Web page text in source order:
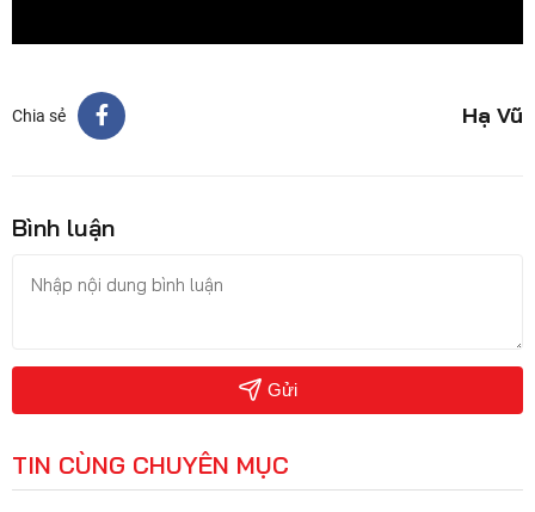
Chia sẻ Hạ Vũ
Bình luận
Gửi
TIN CÙNG CHUYÊN MỤC